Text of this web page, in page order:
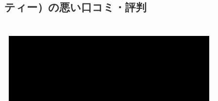
ティー）の悪い口コミ・評判